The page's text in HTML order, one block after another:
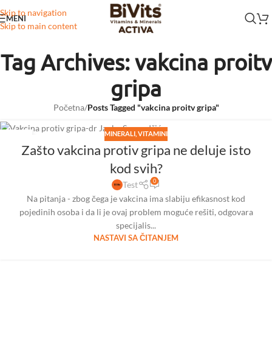
Skip to navigation
Skip to main content
MENI
Tag Archives: vakcina proitv
gripa
Početna/Posts Tagged "vakcina proitv gripa"
NOV
MINERALI VITAMINI
Zašto vakcina protiv gripa ne deluje isto
kod svih?
Test 0
Na pitanja - zbog čega je vakcina ima slabiju efikasnost kod
pojedinih osoba i da li je ovaj problem moguće rešiti, odgovara
specijalis...
NASTAVI SA ČITANJEM